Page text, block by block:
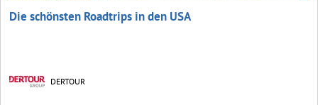
Die schönsten Roadtrips in den USA
DERTOUR